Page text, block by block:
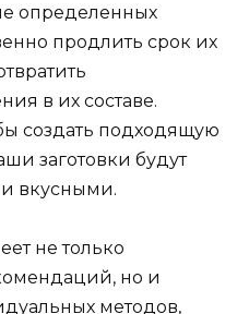
определенных
продлить срок их
в их составе.
создать подходящую
заготовки будут
вкусными.
не только
но и
методов,